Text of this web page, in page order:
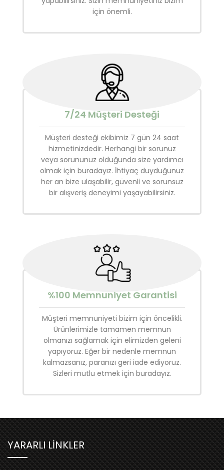
için önemli.
7/24 Müşteri Desteği
Müşteri desteği ekibimiz 7 gün 24 saat
hizmetinizdedir. Herhangi bir sorunuz
veya sorununuz olduğunda size yardımcı
olmak için buradayız. İhtiyaç duyduğunuz
her an bize ulaşabilir, güvenli ve sorunsuz
bir alışveriş deneyimi yaşayabilirsiniz.
%100 Memnuniyet Garantisi
Müşteri memnuniyeti bizim için öncelikli.
Ürünlerimizle tamamen memnun
olmanızı sağlamak için elimizden geleni
yapıyoruz. Eğer bir nedenle memnun
kalmazsanız, paranızı geri iade ediyoruz.
Sizleri mutlu etmek için buradayız.
YARARLI LİNKLER